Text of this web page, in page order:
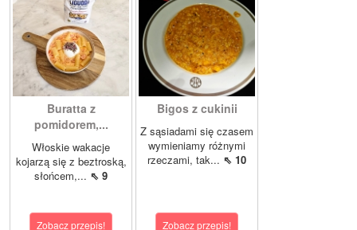
Buratta z
pomidorem,...
Włoskie wakacje
kojarzą się z beztroską,
słońcem,... ⇖ 9
Zobacz przepis!
Bigos z cukinii
Z sąsiadami się czasem
wymieniamy różnymi
rzeczami, tak... ⇖ 10
Zobacz przepis!